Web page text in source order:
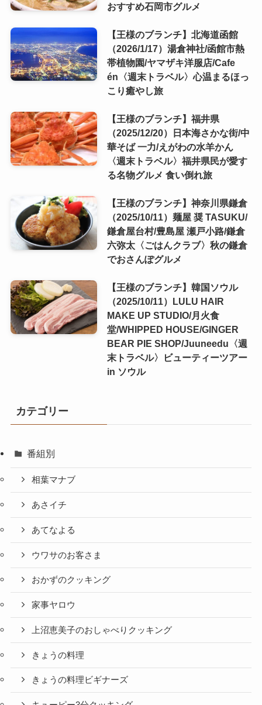
おすすめ石岡市グルメ
【王様のブランチ】北海道函館
（2026/1/17）湯倉神社/函館市熱
帯植物園/ヤマザキ洋服店/Cafe
én〈週末トラベル〉心温まるほっ
こり癒やし旅
【王様のブランチ】福井県
（2025/12/20）日本海さかな街/中
華そば 一力/えがわの水羊かん
〈週末トラベル〉福井県民が愛す
る名物グルメ 食い倒れ旅
【王様のブランチ】神奈川県鎌倉
（2025/10/11）麺屋 奨 TASUKU/
鎌倉屋台村/豊島屋 瀬戸小路/鎌倉
六弥太〈ごはんクラブ〉秋の鎌倉
でおさんぽグルメ
【王様のブランチ】韓国ソウル
（2025/10/11）LULU HAIR
MAKE UP STUDIO/月火食
堂/WHIPPED HOUSE/GINGER
BEAR PIE SHOP/Juuneedu〈週
末トラベル〉ビューティーツアー
in ソウル
カテゴリー
番組別
相葉マナブ
あさイチ
あてなよる
ウワサのお客さま
おかずのクッキング
家事ヤロウ
上沼恵美子のおしゃべりクッキング
きょうの料理
きょうの料理ビギナーズ